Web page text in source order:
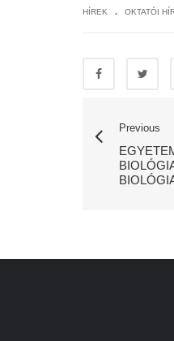
HÍREK . OKTATÓI
Previous